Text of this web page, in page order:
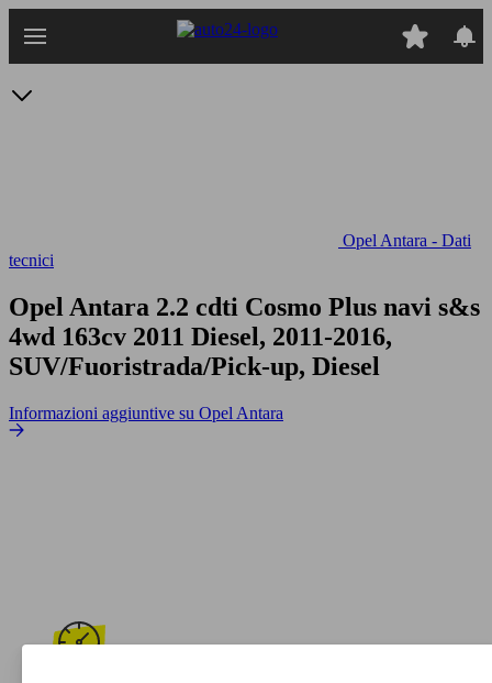
Opel Antara - Dati
tecnici
Opel Antara 2.2 cdti Cosmo Plus navi s&s
4wd 163cv 2011 Diesel, 2011-2016,
SUV/Fuoristrada/Pick-up, Diesel
Informazioni aggiuntive su Opel Antara